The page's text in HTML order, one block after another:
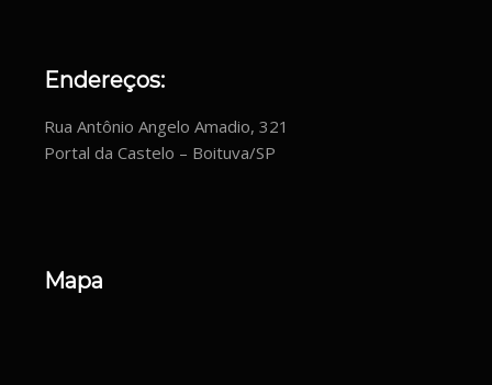
Endereços:
Rua Antônio Angelo Amadio, 321
Portal da Castelo – Boituva/SP
Mapa